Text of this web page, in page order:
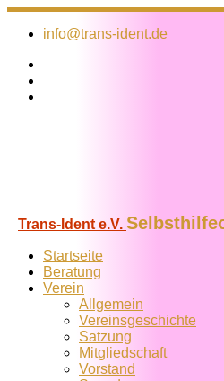
Zum
Inhalt
info@trans-ident.de
Trans-Ident e.V.
Startseite
Beratung
Verein
Allgemein
Vereins­geschichte
Satzung
Mitglied­schaft
Vorstand